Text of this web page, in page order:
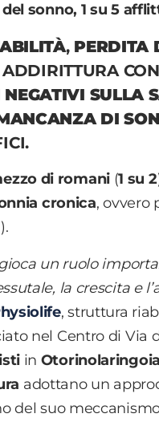
sonno, 1 su 5
, PERDITA
NEGATIVI SULLA
DI
di romani(1 su 2
cronica, ovvero
un ruolo
la crescita e
, struttura
nel Centro di Via
in
adottano un
del suo